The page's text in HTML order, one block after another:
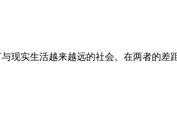
现实生活越来越远的社会。在两者的